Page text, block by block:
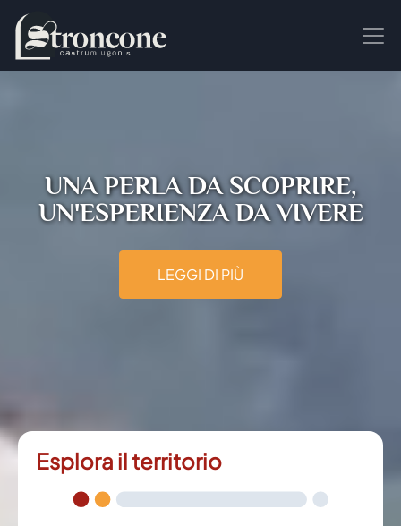
UNA PERLA DA SCOPRIRE,
UN'ESPERIENZA DA VIVERE
LEGGI DI PIÙ
Esplora il territorio